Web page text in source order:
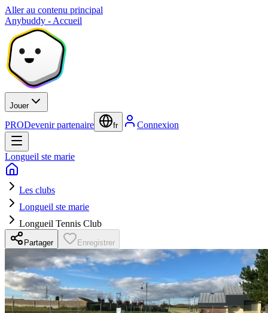
Aller au contenu principal
Anybuddy - Accueil
Jouer
PRODevenir partenaire fr Connexion
Longueil ste marie
Les clubs
Longueil ste marie
Longueil Tennis Club
Partager Enregistrer